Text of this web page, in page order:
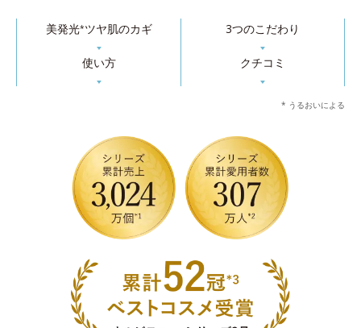
美発光*ツヤ肌のカギ
▼
3つのこだわり
▼
使い方
▼
クチコミ
▼
* うるおいによる